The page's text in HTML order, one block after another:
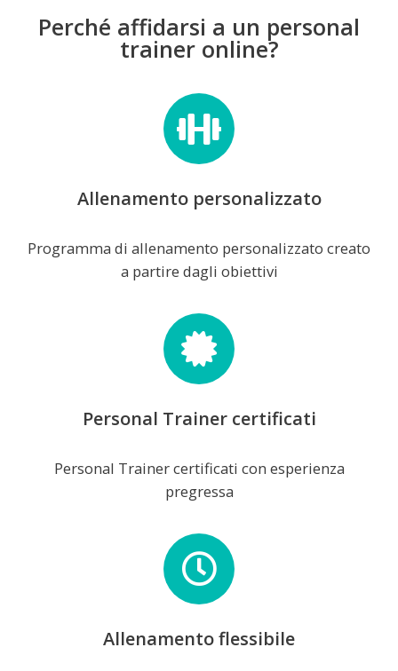
Perché affidarsi a un personal
trainer online?
Allenamento personalizzato
Programma di allenamento personalizzato creato
a partire dagli obiettivi
Personal Trainer certificati
Personal Trainer certificati con esperienza
pregressa
Allenamento flessibile